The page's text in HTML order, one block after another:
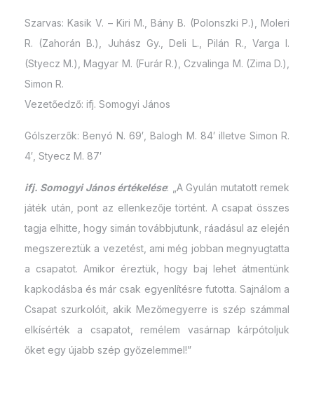
Szarvas: Kasik V. – Kiri M., Bány B. (Polonszki P.), Moleri
R. (Zahorán B.), Juhász Gy., Deli L., Pilán R., Varga I.
(Styecz M.), Magyar M. (Furár R.), Czvalinga M. (Zima D.),
Simon R.
Vezetőedző: ifj. Somogyi János
Gólszerzők: Benyó N. 69′, Balogh M. 84′ illetve Simon R.
4′, Styecz M. 87′
ifj. Somogyi János értékelése: „A Gyulán mutatott remek
játék után, pont az ellenkezője történt. A csapat összes
tagja elhitte, hogy simán továbbjutunk, ráadásul az elején
megszereztük a vezetést, ami még jobban megnyugtatta
a csapatot. Amikor éreztük, hogy baj lehet átmentünk
kapkodásba és már csak egyenlítésre futotta. Sajnálom a
Csapat szurkolóit, akik Mezőmegyerre is szép számmal
elkísérték a csapatot, remélem vasárnap kárpótoljuk
őket egy újabb szép győzelemmel!”